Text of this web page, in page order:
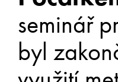
seminář
byl